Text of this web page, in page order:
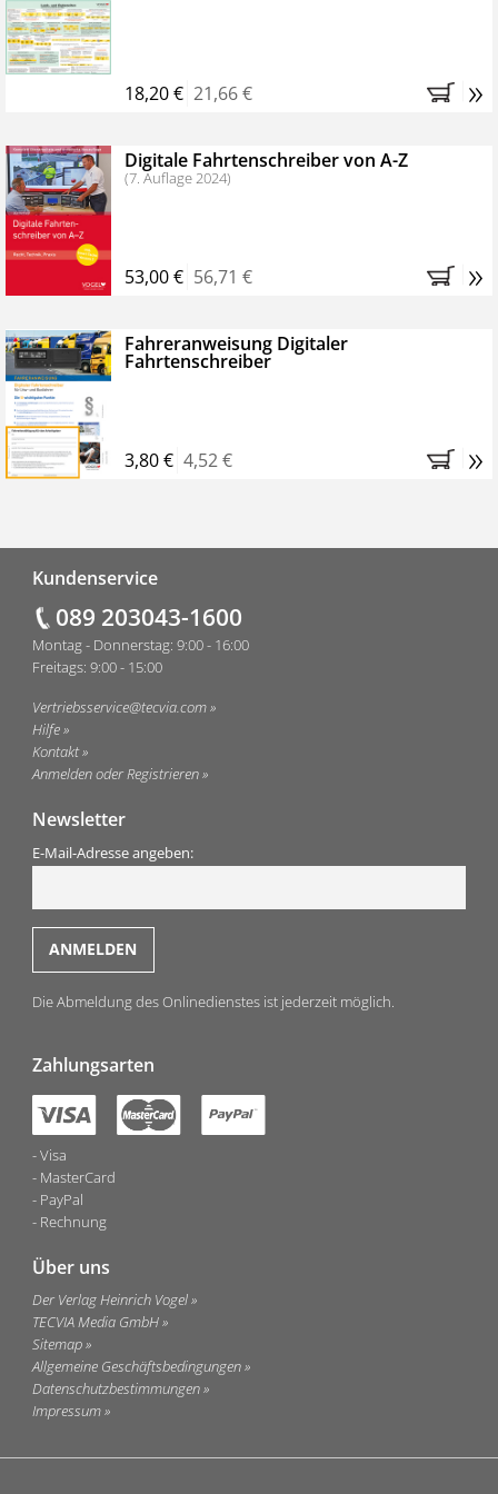
Bestellen Sie jetzt das VerkehrsRundschau Profipaket im
Kennenlern-Abo für zwei Monate (inkl. der derzeitig
Monaten brauchen Sie nichts weiter tun, das
Abonnement endet automatisch, es entstehen keine
weiteren Verpflichtungen.
18,20 € 21,66 € »
Digitale Fahrtenschreiber von A-Z
(7. Auflage 2024)
53,00 € 56,71 € »
Fahreranweisung Digitaler
Fahrtenschreiber
3,80 € 4,52 € »
Kundenservice
089 203043-1600
Montag - Donnerstag: 9:00 - 16:00
Freitags: 9:00 - 15:00
Vertriebsservice@tecvia.com
Hilfe
Kontakt
Anmelden oder Registrieren
Newsletter
E-Mail-Adresse angeben:
Die Abmeldung des Onlinedienstes ist jederzeit möglich.
Zahlungsarten
Visa
MasterCard
PayPal
Rechnung
Über uns
Der Verlag Heinrich Vogel
TECVIA Media GmbH
Sitemap
Allgemeine Geschäftsbedingungen
Datenschutzbestimmungen
Impressum